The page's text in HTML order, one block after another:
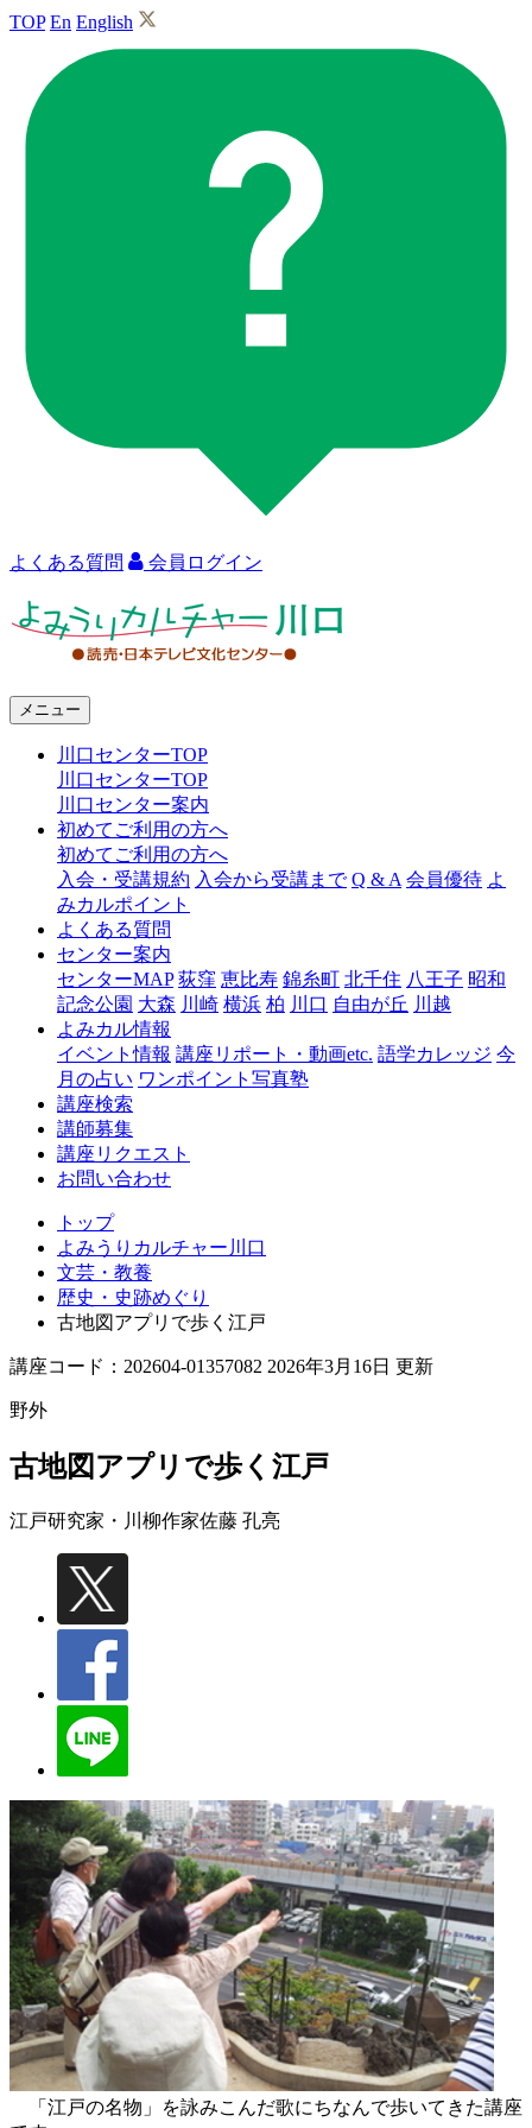
TOP En English
よくある質問 会員ログイン
ャ
口
メニュー
川口センターTOP
川口センターTOP
川口センター案内
初めてご利用の方へ
初めてご利用の方へ
入会・受講規約 入会から受講まで Q & A 会員優待 よ
みカルポイント
よくある質問
センター案内
センターMAP 荻窪 恵比寿 錦糸町 北千住 八王子 昭和
記念公園 大森 川崎 横浜 柏 川口 自由が丘 川越
よみカル情報
イベント情報 講座リポート・動画etc. 語学カレッジ 今
月の占い ワンポイント写真塾
講座検索
講師募集
講座リクエスト
お問い合わせ
トップ
よみうりカルチャー川口
文芸・教養
歴史・史跡めぐり
古地図アプリで歩く江戸
講座コード：202604-01357082 2026年3月16日 更新
野外
古地図アプリで歩く江戸
江戸研究家・川柳作家佐藤 孔亮
「江戸の名物」を詠みこんだ歌にちなんで歩いてきた講座